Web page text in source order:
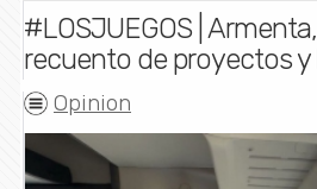
#LOSJUEGOS |
recuento de proyectos y
Opinion